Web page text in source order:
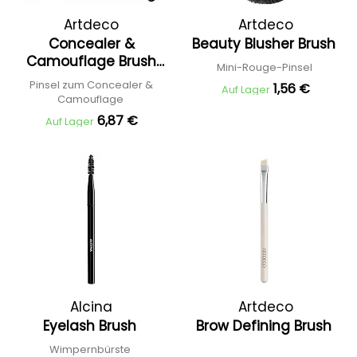
Artdeco
Concealer &
Camouflage Brush
Premium Quality
Pinsel zum Concealer &
Camouflage
Auf Lager 6,87 €
Artdeco
Beauty Blusher Brush
Mini-Rouge-Pinsel
Auf Lager 1,56 €
Alcina
Eyelash Brush
Wimpernbürste
Artdeco
Brow Defining Brush